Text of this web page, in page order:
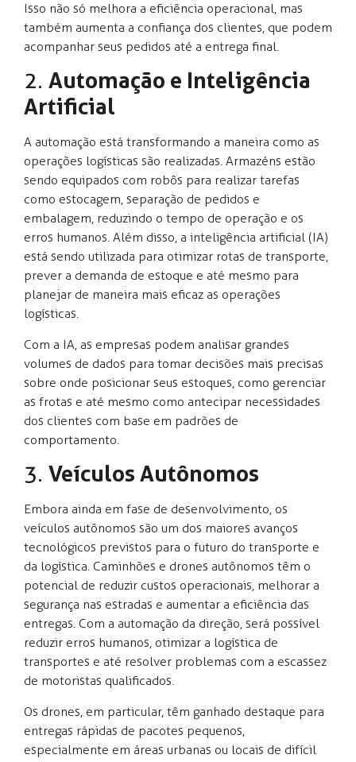
Isso não só melhora a eficiência operacional, mas
também aumenta a confiança dos clientes, que podem
acompanhar seus pedidos até a entrega final.
2. Automação e Inteligência
Artificial
A automação está transformando a maneira como as
operações logísticas são realizadas. Armazéns estão
sendo equipados com robôs para realizar tarefas
como estocagem, separação de pedidos e
embalagem, reduzindo o tempo de operação e os
erros humanos. Além disso, a inteligência artificial (IA)
está sendo utilizada para otimizar rotas de transporte,
prever a demanda de estoque e até mesmo para
planejar de maneira mais eficaz as operações
logísticas.
Com a IA, as empresas podem analisar grandes
volumes de dados para tomar decisões mais precisas
sobre onde posicionar seus estoques, como gerenciar
as frotas e até mesmo como antecipar necessidades
dos clientes com base em padrões de
comportamento.
3. Veículos Autônomos
Embora ainda em fase de desenvolvimento, os
veículos autônomos são um dos maiores avanços
tecnológicos previstos para o futuro do transporte e
da logística. Caminhões e drones autônomos têm o
potencial de reduzir custos operacionais, melhorar a
segurança nas estradas e aumentar a eficiência das
entregas. Com a automação da direção, será possível
reduzir erros humanos, otimizar a logística de
transportes e até resolver problemas com a escassez
de motoristas qualificados.
Os drones, em particular, têm ganhado destaque para
entregas rápidas de pacotes pequenos,
especialmente em áreas urbanas ou locais de difícil